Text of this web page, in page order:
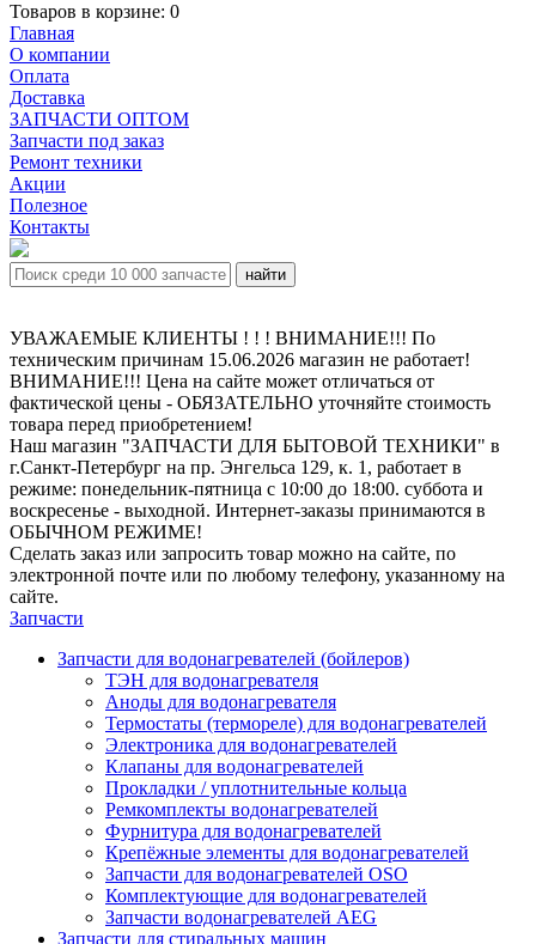
Товаров в корзине: 0
Главная
О компании
Оплата
Доставка
ЗАПЧАСТИ ОПТОМ
Запчасти под заказ
Ремонт техники
Акции
Полезное
Контакты
УВАЖАЕМЫЕ КЛИЕНТЫ ! ! ! ВНИМАНИЕ!!! По
техническим причинам 15.06.2026 магазин не работает!
ВНИМАНИЕ!!! Цена на сайте может отличаться от
фактической цены - ОБЯЗАТЕЛЬНО уточняйте стоимость
товара перед приобретением!
Наш магазин "ЗАПЧАСТИ ДЛЯ БЫТОВОЙ ТЕХНИКИ" в
г.Санкт-Петербург на пр. Энгельса 129, к. 1, работает в
режиме: понедельник-пятница с 10:00 до 18:00. суббота и
воскресенье - выходной. Интернет-заказы принимаются в
ОБЫЧНОМ РЕЖИМЕ!
Сделать заказ или запросить товар можно на сайте, по
электронной почте или по любому телефону, указанному на
сайте.
Запчасти
Запчасти для водонагревателей (бойлеров)
ТЭН для водонагревателя
Аноды для водонагревателя
Термостаты (термореле) для водонагревателей
Электроника для водонагревателей
Клапаны для водонагревателей
Прокладки / уплотнительные кольца
Ремкомплекты водонагревателей
Фурнитура для водонагревателей
Крепёжные элементы для водонагревателей
Запчасти для водонагревателей OSO
Комплектующие для водонагревателей
Запчасти водонагревателей AEG
Запчасти для стиральных машин